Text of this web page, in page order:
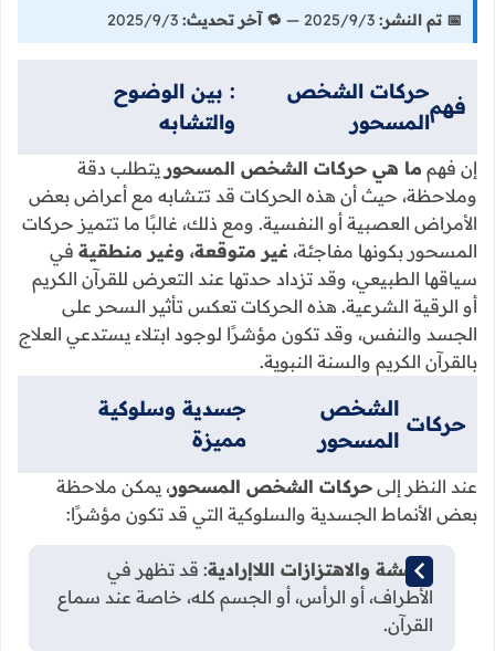
📅 تم النشر: 🔁 آخر تحديث:
فهم
حركات الشخص
المسحور
: بين الوضوح
والتشابه
إن فهم ما هي حركات الشخص المسحور يتطلب دقة
وملاحظة، حيث أن هذه الحركات قد تتشابه مع أعراض بعض
الأمراض العصبية أو النفسية. ومع ذلك، غالبًا ما تتميز حركات
المسحور بكونها مفاجئة، غير متوقعة، وغير منطقية في
سياقها الطبيعي، وقد تزداد حدتها عند التعرض للقرآن الكريم
أو الرقية الشرعية. هذه الحركات تعكس تأثير السحر على
الجسد والنفس، وقد تكون مؤشرًا لوجود ابتلاء يستدعي العلاج
بالقرآن الكريم والسنة النبوية.
حركات
الشخص
المسحور
جسدية وسلوكية
مميزة
عند النظر إلى حركات الشخص المسحور، يمكن ملاحظة
بعض الأنماط الجسدية والسلوكية التي قد تكون مؤشرًا:
الرعشة والاهتزازات اللاإرادية: قد تظهر في
الأطراف، أو الرأس، أو الجسم كله، خاصة عند سماع
القرآن.